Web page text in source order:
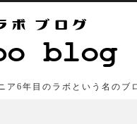
6年目のラボという名のブ